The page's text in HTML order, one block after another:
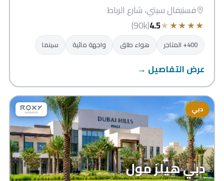
فستيفال سيتي، شارع الرباط
★
★
★
★
★
4.5
(90k)
400+ المتاجر هواء طلق واجهة مائية سينما
عرض التفاصيل →
دبي
دبي هيلز مول